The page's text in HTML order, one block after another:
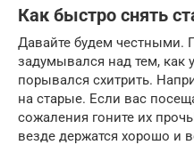
Как быстро снять
Давайте будем честными.
задумывался над тем, как
порывался схитрить.
на старые. Если вас
сожаления гоните их
везде держатся хорошо и